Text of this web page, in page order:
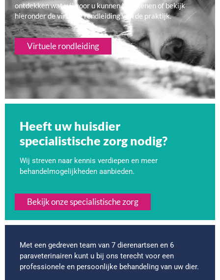
ontdekken wat wij voor u kunnen betekenen of bekijk
hieronder de virtuele rondleiding van de praktijk.
Virtuele rondleiding
Heeft uw huisdier
specialistische zorg nodig?
Wij streven naar kennis verdiepen en meer
behandelmogelijkheden aanbieden.
Bekijk onze specialistische zorg
Met een gedreven team van 7 dierenartsen en 6
paraveterinairen kunt u bij ons terecht voor een
professionele en persoonlijke behandeling van uw dier.